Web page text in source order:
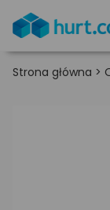
Strona główna >